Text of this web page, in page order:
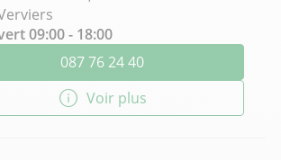
09:00 - 18:00
087 76 24 40
Voir plus